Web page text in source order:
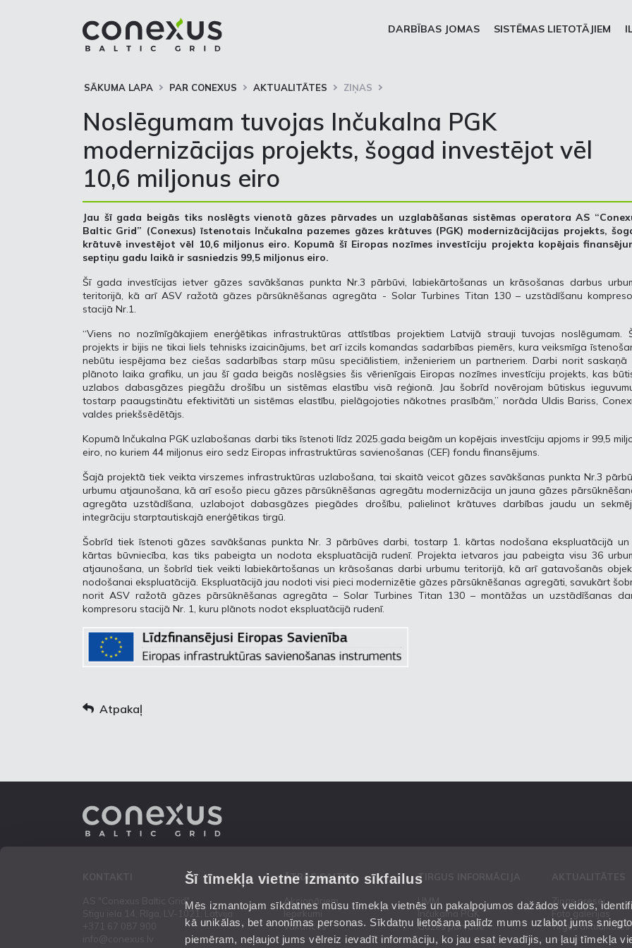
Šī tīmekļa vietne izmanto sīkfailus
Mēs izmantojam sīkdatnes mūsu tīmekļa vietnēs un pakalpojumos dažādos veidos,
kā unikālas, bet anonīmas personas. Sīkdatņu lietošana palīdz mums uzlabot jums
piemēram, neļaujot jums vēlreiz ievadīt informāciju, ko jau esat ievadījis, un ļauj tīmekļa
DARBĪBAS JOMAS SISTĒMAS LIETOTĀJIEM
SĀKUMA LAPA PAR CONEXUS AKTUALITĀTES ZIŅAS
Noslēgumam tuvojas Inčukalna PGK
modernizācijas projekts, šogad investējot vēl
10,6 miljonus eiro
Jau šī gada beigās tiks noslēgts vienotā gāzes pārvades un uzglabāšanas sistēmas operatora AS
Baltic Grid” (Conexus) īstenotais Inčukalna pazemes gāzes krātuves (PGK) modernizācijācijas projekts,
krātuvē investējot vēl 10,6 miljonus eiro. Kopumā šī Eiropas nozīmes investīciju projekta kopējais
septiņu gadu laikā ir sasniedzis 99,5 miljonus eiro.
Šī gada investīcijas ietver gāzes savākšanas punkta Nr.3 pārbūvi, labiekārtošanas un krāsošanas darbus
teritorijā, kā arī ASV ražotā gāzes pārsūknēšanas agregāta - Solar Turbines Titan 130 – uzstādīšanu
stacijā Nr.1.
“Viens no nozīmīgākajiem enerģētikas infrastruktūras attīstības projektiem Latvijā strauji tuvojas noslēgumam.
projekts ir bijis ne tikai liels tehnisks izaicinājums, bet arī izcils komandas sadarbības piemērs, kura veiksmīga
nebūtu iespējama bez ciešas sadarbības starp mūsu speciālistiem, inženieriem un partneriem. Darbi norit saskaņā
plānoto laika grafiku, un jau šī gada beigās noslēgsies šis vērienīgais Eiropas nozīmes investīciju projekts, kas
uzlabos dabasgāzes piegāžu drošību un sistēmas elastību visā reģionā. Jau šobrīd novērojam būtiskus
tostarp paaugstinātu efektivitāti un sistēmas elastību, pielāgojoties nākotnes prasībām,” norāda Uldis Bariss,
valdes priekšsēdētājs.
Kopumā Inčukalna PGK uzlabošanas darbi tiks īstenoti līdz 2025.gada beigām un kopējais investīciju apjoms ir 99,5
eiro, no kuriem 44 miljonus eiro sedz Eiropas infrastruktūras savienošanas (CEF) fondu finansējums.
Šajā projektā tiek veikta virszemes infrastruktūras uzlabošana, tai skaitā veicot gāzes savākšanas punkta Nr.3
urbumu atjaunošana, kā arī esošo piecu gāzes pārsūknēšanas agregātu modernizācija un jauna gāzes
agregāta uzstādīšana, uzlabojot dabasgāzes piegādes drošību, palielinot krātuves darbības jaudu un
integrāciju starptautiskajā enerģētikas tirgū.
Šobrīd tiek īstenoti gāzes savākšanas punkta Nr. 3 pārbūves darbi, tostarp 1. kārtas nodošana ekspluatācijā un
kārtas būvniecība, kas tiks pabeigta un nodota ekspluatācijā rudenī. Projekta ietvaros jau pabeigta visu 36
atjaunošana, un šobrīd tiek veikti labiekārtošanas un krāsošanas darbi urbumu teritorijā, kā arī gatavošanās
nodošanai ekspluatācijā. Ekspluatācijā jau nodoti visi pieci modernizētie gāzes pārsūknēšanas agregāti, savukārt
norit ASV ražotā gāzes pārsūknēšanas agregāta – Solar Turbines Titan 130 – montāžas un uzstādīšanas
kompresoru stacijā Nr. 1, kuru plānots nodot ekspluatācijā rudenī.
Atpakaļ
AS "Conexus Baltic Grid"
ĀTRĀS SAITES
Akcionāriem
Vakances
TIRGUS INFORMĀCIJA
UMM
Inčukalna PGK
Gāzes pārvade
Ziņas presei
Foto galerijas
Tirgus aktualitātes